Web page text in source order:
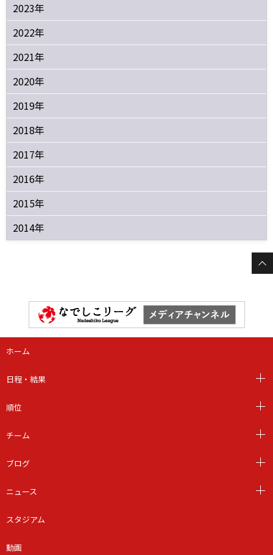
2023年
2022年
2021年
2020年
2019年
2018年
2017年
2016年
2015年
2014年
ホーム
日程・結果
順位
チーム
ブログ
ニュース
スタジアム
動画